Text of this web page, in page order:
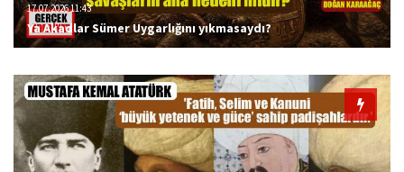
17.07.2026 11:43
Ya Akadlar Sümer Uygarlığını yıkmasaydı?